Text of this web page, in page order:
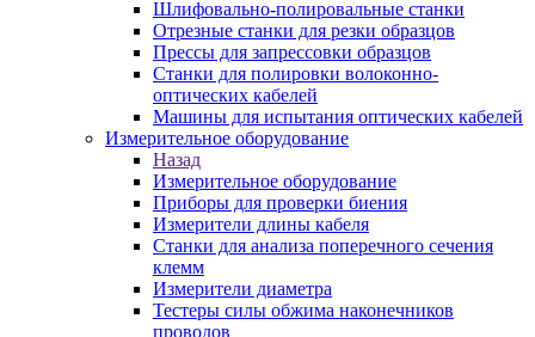
Шлифовально-полировальные станки
Отрезные станки для резки образцов
Прессы для запрессовки образцов
Станки для полировки волоконно-
оптических кабелей
Машины для испытания оптических кабелей
Измерительное оборудование
Назад
Измерительное оборудование
Приборы для проверки биения
Измерители длины кабеля
Станки для анализа поперечного сечения
клемм
Измерители диаметра
Тестеры силы обжима наконечников
проводов